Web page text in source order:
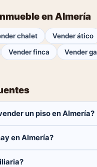
en Almería
chalet Vender ático
Vender finca Vender
un piso en Almería?
en Almería?